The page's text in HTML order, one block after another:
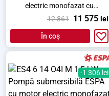
electric monofazat cu
diametrul de 4
12 861 11 575 lei
În coș
-1 306 lei